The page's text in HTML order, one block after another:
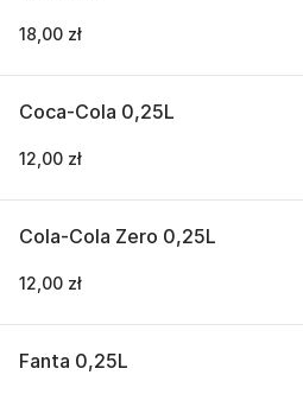
18,00 zł
Coca-Cola 0,25L
12,00 zł
Cola-Cola Zero 0,25L
12,00 zł
Fanta 0,25L